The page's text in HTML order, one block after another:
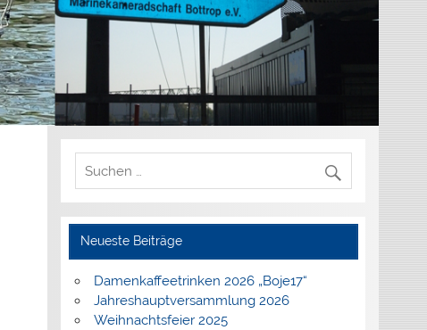
Neueste Beiträge
Damenkaffeetrinken 2026 „Boje17“
Jahreshauptversammlung 2026
Weihnachtsfeier 2025